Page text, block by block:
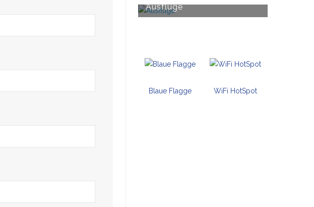
Ausflüge
Blaue Flagge WiFi HotSpot